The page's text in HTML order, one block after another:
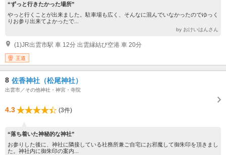
“ずっと行きたかった場所”
やっと行くことが出来ました。駐車場も広く、そんなに混んでいなかったのでゆっく
りお参り出来てよかったで...
by おけいはんさん
(1)JR出雲市駅 車 12分 出雲縁結び空港 車 20分
王道
8 佐香神社（松尾神社）
出雲市／その他神社・神宮・寺院
4.3 (3件)
“落ち着いた神秘的な神社”
お参りした後に、神社に隣接している社務所兼ご自宅にお邪魔して御朱印を頂きまし
た。神社内に御朱印の案内...